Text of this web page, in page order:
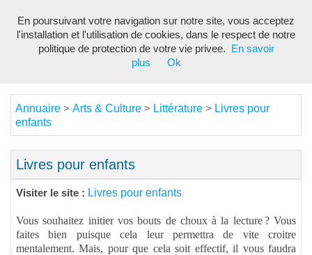
Annuaire > Arts & Culture > Littérature > Livres pour
enfants
Livres pour enfants
Visiter le site : Livres pour enfants
Vous souhaitez initier vos bouts de choux à la lecture ? Vous
faites bien puisque cela leur permettra de vite croitre
mentalement. Mais, pour que cela soit effectif, il vous faudra
En poursuivant votre navigation sur notre site, vous acceptez
l'installation et l'utilisation de cookies, dans le respect de notre
politique de protection de votre vie privee.
En savoir
plus
Ok